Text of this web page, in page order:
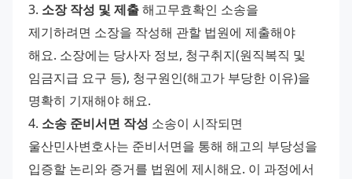
3. 소장 작성 및 제출 해고무효확인 소송을
제기하려면 소장을 작성해 관할 법원에 제출해야
해요. 소장에는 당사자 정보, 청구취지(원직복직 및
임금지급 요구 등), 청구원인(해고가 부당한 이유)을
명확히 기재해야 해요.
4. 소송 준비서면 작성 소송이 시작되면
울산민사변호사는 준비서면을 통해 해고의 부당성을
입증할 논리와 증거를 법원에 제시해요. 이 과정에서